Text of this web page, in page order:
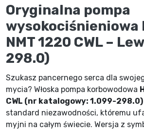
Oryginalna pompa
wysokociśnieniowa
NMT 1220 CWL –
298.0)
Szukasz pancernego serca dla
mycia? Włoska pompa korbowodowa
CWL (nr katalogowy: 1.099-298.0)
standard niezawodności, któremu
myjni na całym świecie. Wersja z